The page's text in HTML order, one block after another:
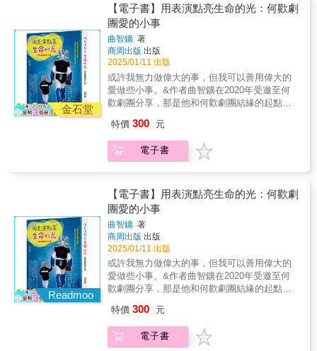
花 Beautiful Things Begin in the Land of the
Bad 第十八章 小丑練習 Clown Exercises
附錄 ｜ 菲利普．高里耶戲劇學校 ｜ ?cole
Philippe Gaulier
以及《伽利略的一生》（布雷希特）。維德志
不幸於兩年後卒逝，經後續總裁持續努力，喜
劇院與時並進。到艾里克．呂夫任內已為喜劇
院塑造了敢於創新的形象。本書研究維德志於
法蘭西喜劇院之建樹，解析他最後導演的三齣
大戲，並對照青壯世代導演的版本，結尾探討
他對當代法國劇場的啟發。
金石堂
【電子書】用表演點亮生命的光：何歡劇
團愛的小事
曲智鑛 著
商周出版 出版
2025/01/11 出版
或許我無力做偉大的事，但我可以善用偉大的
愛做些小事。&作者曲智鑛在2020年受邀至何
歡劇團分享，那是他和何歡劇團結緣的起點。&
和表演工作者們，不知道為什麼，他對這一群
人總是有股親切感。&目前為止，何歡劇團已經
累積超過八百場的公益演出，超過十九萬人次
讓這個公益劇團能運作超過二十年？&後來，何
懷安團長主動詢問曲智鑛，希望有機會能跟他
合作寫一本關於何歡劇團的書，曲智鑛立刻就
承諾可以幫忙。奇妙，或許是磁場對了，這個
人、這件事就有著這樣的魔力，讓人願意投入
共襄盛舉。&何歡劇團成立的初衷是安哥因女兒
罹癌治療期間發願，女兒的名字何歡也就成為
劇團團名。團長陪伴女兒在臺北榮總治療期
間，他看見許多病友面對病痛的掙扎，深刻理
解除了專業的醫療介入外，治療過程中的陪伴
要，陪病的家屬甚至醫護人員也都有需求，也
因此，何懷安想到可以用自己擅長的表演來滋
特價 300 元
電子書
Readmoo
【電子書】用表演點亮生命的光：何歡劇
團愛的小事
曲智鑛 著
商周出版 出版
2025/01/11 出版
或許我無力做偉大的事，但我可以善用偉大的
愛做些小事。&作者曲智鑛在2020年受邀至何
歡劇團分享，那是他和何歡劇團結緣的起點。&
和表演工作者們，不知道為什麼，他對這一群
人總是有股親切感。&目前為止，何歡劇團已經
累積超過八百場的公益演出，超過十九萬人次
特價 300 元
電子書